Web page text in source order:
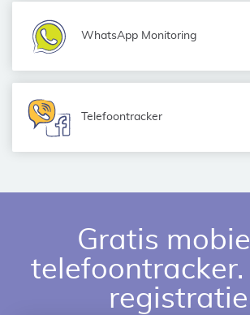
WhatsApp Monitoring
Telefoontracker
Gratis
telefoontracker.